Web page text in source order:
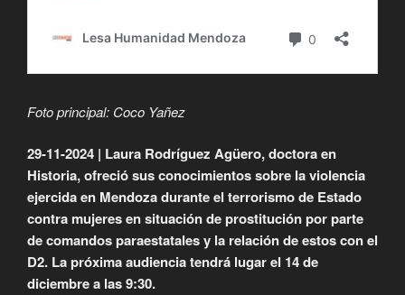
Foto principal: Coco Yañez
29-11-2024 | Laura Rodríguez Agüero, doctora en
Historia, ofreció sus conocimientos sobre la violencia
ejercida en Mendoza durante el terrorismo de Estado
contra mujeres en situación de prostitución por parte
de comandos paraestatales y la relación de estos con el
D2. La próxima audiencia tendrá lugar el 14 de
diciembre a las 9:30.